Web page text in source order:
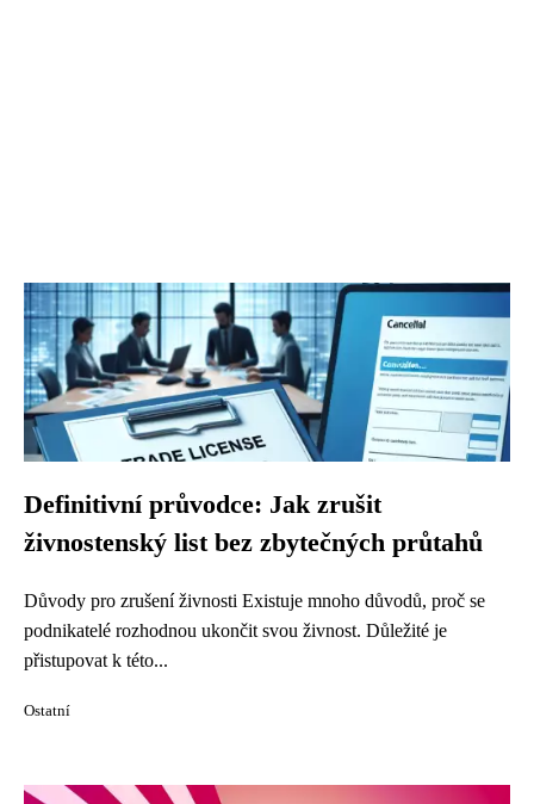
Definitivní průvodce: Jak zrušit
živnostenský list bez zbytečných průtahů
Důvody pro zrušení živnosti Existuje mnoho důvodů, proč se
podnikatelé rozhodnou ukončit svou živnost. Důležité je
přistupovat k této...
Ostatní